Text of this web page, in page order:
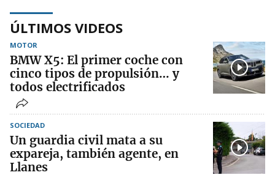
ÚLTIMOS VIDEOS
MOTOR
BMW X5: El primer coche con
cinco tipos de propulsión… y
todos electrificados
SOCIEDAD
Un guardia civil mata a su
expareja, también agente, en
Llanes